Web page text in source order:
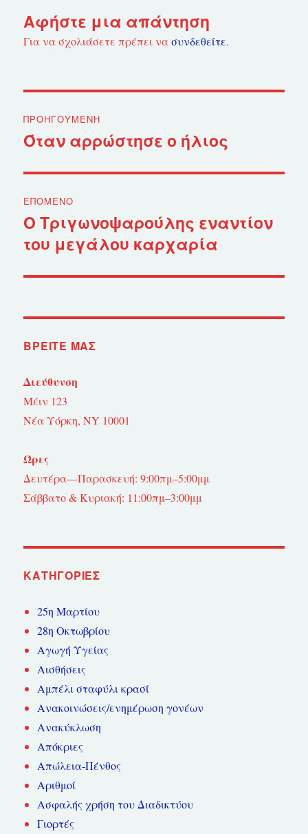
Αφήστε μια απάντηση
Για να σχολιάσετε πρέπει νασυνδεθείτε.
άρθρων
ΠΡΟΗΓΟΎΜΕΝΗ
Προηγούμενο
Όταν αρρώστησε ο ήλιος
ΕΠΌΜΕΝΟ
Επόμενο
άρθρο:
Ο Τριγωνοψαρούλης εναντίον
του μεγάλου καρχαρία
ΒΡΕΊΤΕ ΜΑΣ
Διεύθυνση
Μέιν 123
Νέα Υόρκη, NY 10001
Ώρες
Δευτέρα—Παρασκευή: 9:00πμ–5:00μμ
Σάββατο & Κυριακή: 11:00πμ–3:00μμ
KΑΤΗΓΟΡΊΕΣ
25η Μαρτίου
28η Οκτωβρίου
Αγωγή Υγείας
Αισθήσεις
Αμπέλι σταφύλι κρασί
Ανακοινώσεις/ενημέρωση γονέων
Ανακύκλωση
Απόκριες
Απώλεια-Πένθος
Αριθμοί
Ασφαλής χρήση του Διαδικτύου
Γιορτές